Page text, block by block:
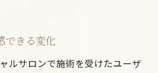
できる変化
ルサロンで施術を受けたユーザ